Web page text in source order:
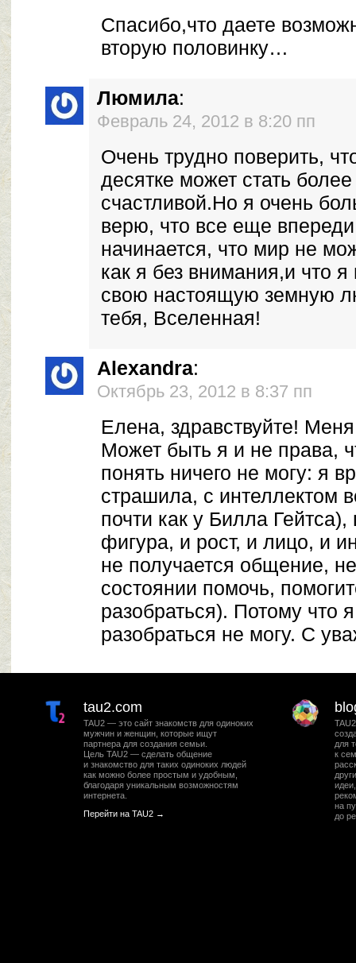
Спасибо,что даете
вторую половинку…
Люмила:
Февраль 24, 2012 в 8:20 пп
Очень трудно поверить,
десятке может стать
счастливой.Но я очень
верю, что все еще
начинается, что мир не
как я без внимания,и что я
свою настоящую земную
тебя, Вселенная!
Alexandra:
Октябрь 23, 2012 в 8:37 пп
Елена, здравствуйте!
Может быть я и не права,
понять ничего не могу: я
страшила, с интеллектом
почти как у Билла
фигура, и рост, и лицо, и
не получается общение,
состоянии помочь,
разобраться). Потому что
разобраться не могу. С
tau2.com
TAU2 — это сайт знакомств для одиноких
мужчин и женщин, которые ищут
партнера для создания семьи.
Цель TAU2 — сделать общение
и знакомство для таких одиноких людей
как можно более простым и удобным,
благодаря уникальным возможностям
интернета.
Перейти на TAU2 →
для
к
на
до